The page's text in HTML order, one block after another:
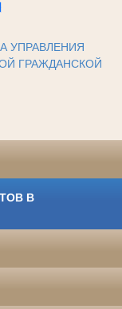
УПРАВЛЕНИЯ
ГРАЖДАНСКОЙ
В